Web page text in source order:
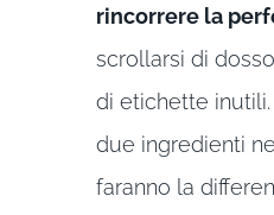
rincorrere la
scrollarsi di
di etichette
due ingredienti
faranno la